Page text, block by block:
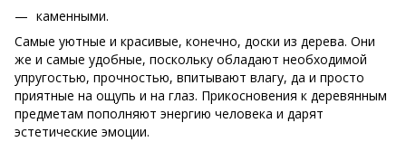
каменными.
Самые уютные и красивые, конечно, доски из дерева. Они
же и самые удобные, поскольку обладают необходимой
упругостью, прочностью, впитывают влагу, да и просто
приятные на ощупь и на глаз. Прикосновения к деревянным
предметам пополняют энергию человека и дарят
эстетические эмоции.